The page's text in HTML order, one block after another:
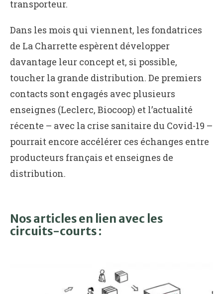
transporteur.
Dans les mois qui viennent, les fondatrices
de La Charrette espèrent développer
davantage leur concept et, si possible,
toucher la grande distribution. De premiers
contacts sont engagés avec plusieurs
enseignes (Leclerc, Biocoop) et l’actualité
récente – avec la crise sanitaire du Covid-19 –
pourrait encore accélérer ces échanges entre
producteurs français et enseignes de
distribution.
Nos articles en lien avec les
circuits-courts :